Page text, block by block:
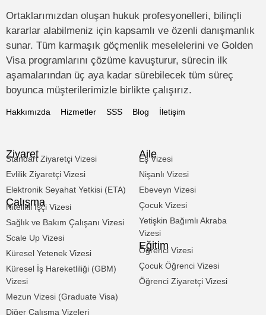
Ortaklarımızdan oluşan hukuk profesyonelleri, bilinçli
kararlar alabilmeniz için kapsamlı ve özenli danışmanlık
sunar. Tüm karmaşık göçmenlik meselelerini ve Golden
Visa programlarını çözüme kavuşturur, sürecin ilk
aşamalarından üç aya kadar sürebilecek tüm süreç
boyunca müşterilerimizle birlikte çalışırız.
Hakkımızda Hizmetler SSS Blog İletişim
Ziyaret
Standart Ziyaretçi Vizesi
Evlilik Ziyaretçi Vizesi
Elektronik Seyahat Yetkisi (ETA)
Çalışma
Nitelikli İşçi Vizesi
Sağlık ve Bakım Çalışanı Vizesi
Scale Up Vizesi
Küresel Yetenek Vizesi
Küresel İş Hareketliliği (GBM)
Vizesi
Mezun Vizesi (Graduate Visa)
Diğer Çalışma Vizeleri
Aile
Eş Vizesi
Nişanlı Vizesi
Ebeveyn Vizesi
Çocuk Vizesi
Yetişkin Bağımlı Akraba
Vizesi
Eğitim
Öğrenci Vizesi
Çocuk Öğrenci Vizesi
Öğrenci Ziyaretçi Vizesi